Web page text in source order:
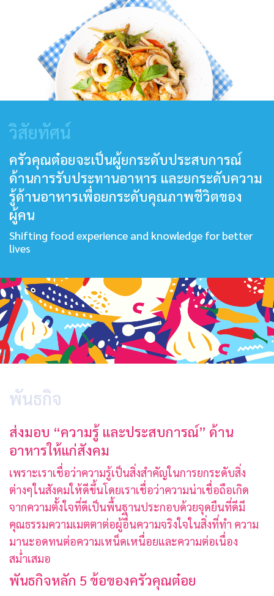
วิสัยทัศน์
ครัวคุณต๋อยจะเป็นผู้ยกระดับประสบการณ์
ด้านการรับประทานอาหาร และยกระดับความ
รู้ด้านอาหารเพื่อยกระดับคุณภาพชีวิตของ
ผู้คน
Shifting food experience and knowledge for better
lives
พันธกิจ
ส่งมอบ “ความรู้ และประสบการณ์” ด้าน
อาหารให้แก่สังคม
เพราะเราเชื่อว่าความรู้เป็นสิ่งสำคัญในการยกระดับสิ่ง
ต่างๆในสังคมให้ดีขึ้นโดยเราเชื่อว่าความน่าเชื่อถือเกิด
จากความตั้งใจที่ดีเป็นพื้นฐานประกอบด้วยจุดยืนที่ดีมี
คุณธรรมความเมตตาต่อผู้อื่นความจริงใจในสิ่งที่ทำ ความ
มานะอดทนต่อความเหน็ดเหนื่อยและความต่อเนื่อง
สม่ำเสมอ
พันธกิจหลัก 5 ข้อของครัวคุณต๋อย